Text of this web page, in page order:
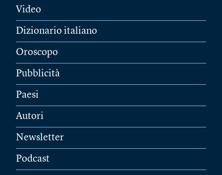
Video
Dizionario italiano
Oroscopo
Pubblicità
Paesi
Autori
Newsletter
Podcast